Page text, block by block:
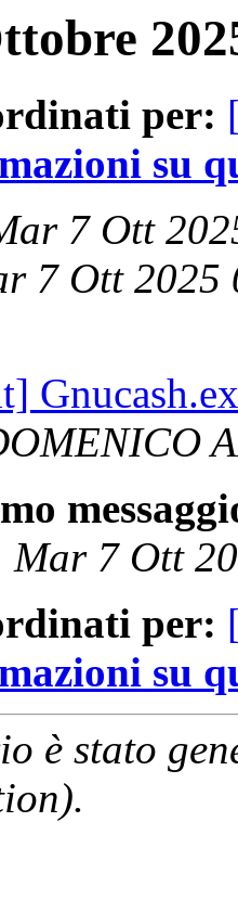
per:
su
7 Ott
7 Ott 2025
Mar 7 Ott
per:
su
è stato